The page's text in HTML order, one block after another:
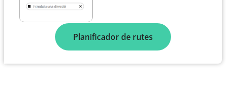
Planificador de rutes